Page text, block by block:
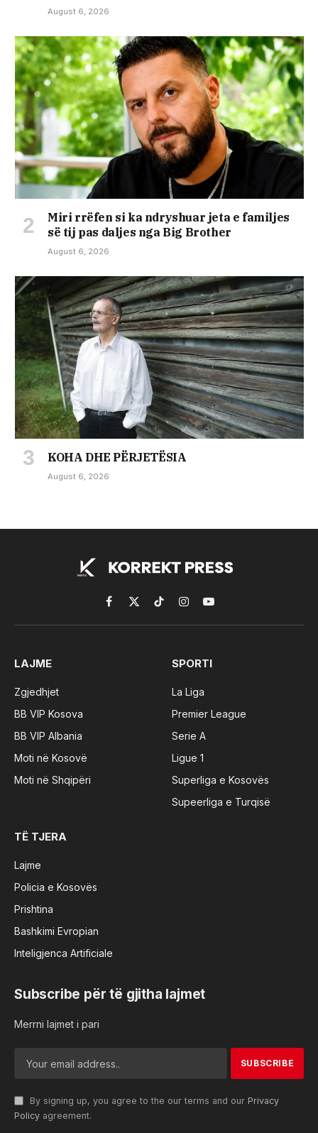
August 6, 2026
Miri rrëfen si ka ndryshuar jeta e familjes
së tij pas daljes nga Big Brother
August 6, 2026
KOHA DHE PËRJETËSIA
August 6, 2026
Facebook
X
(Twitter)
TikTokInstagramYouTube
LAJME
Zgjedhjet
BB VIP Kosova
BB VIP Albania
Moti në Kosovë
Moti në Shqipëri
SPORTI
La Liga
Premier League
Serie A
Ligue 1
Superliga e Kosovës
Supeerliga e Turqisë
TË TJERA
Lajme
Policia e Kosovës
Prishtina
Bashkimi Evropian
Inteligjenca Artificiale
Subscribe për të gjitha lajmet
Merrni lajmet i pari
By signing up, you agree to the our terms and our Privacy
Policy agreement.